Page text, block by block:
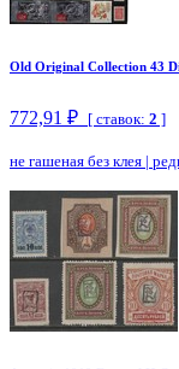
Old Original Collection 43
772,91 ₽ [ ставок: 2 ]
не гашеная без клея |